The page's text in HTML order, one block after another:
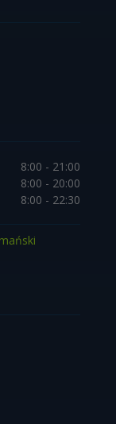
8:00 - 21:00
8:00 - 20:00
8:00 - 22:30